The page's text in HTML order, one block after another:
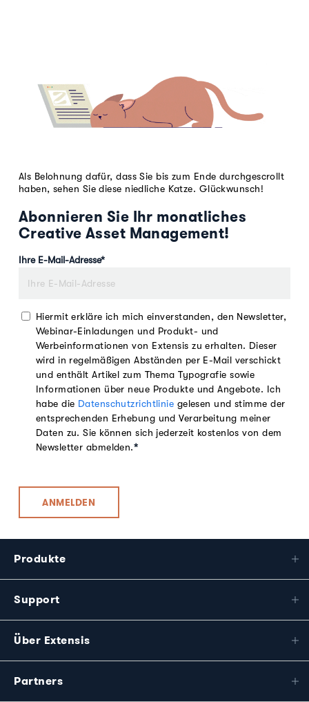
Als Belohnung dafür, dass Sie bis zum Ende durchgescrollt
haben, sehen Sie diese niedliche Katze. Glückwunsch!
Abonnieren Sie Ihr monatliches
Creative Asset Management!
Ihre E-Mail-Adresse*
Hiermit erkläre ich mich einverstanden, den Newsletter,
Webinar-Einladungen und Produkt- und
Werbeinformationen von Extensis zu erhalten. Dieser
wird in regelmäßigen Abständen per E-Mail verschickt
und enthält Artikel zum Thema Typografie sowie
Informationen über neue Produkte und Angebote. Ich
habe die Datenschutzrichtlinie gelesen und stimme der
entsprechenden Erhebung und Verarbeitung meiner
Daten zu. Sie können sich jederzeit kostenlos von dem
Newsletter abmelden.*
Produkte
Support
Über Extensis
Partners